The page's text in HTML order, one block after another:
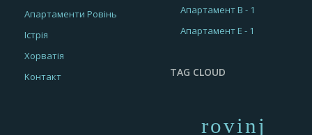
Апартаменти Ровінь
Істрія
Хорватія
Kонтакт
Апартамент B - 1
Апартамент E - 1
TAG CLOUD
rovinj